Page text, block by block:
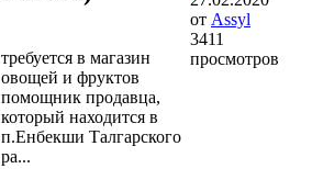
требуется в магазин
овощей и фруктов
помощник продавца,
который находится в
п.Енбекши Талгарского
ра...
от Assyl
3411
просмотров